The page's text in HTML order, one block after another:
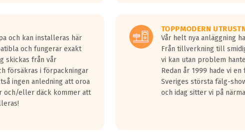
och kan installeras här
och fungerar exakt
skickas från vår
försäkras i förpackningar
ingen anledning att oroa
och/eller däck kommer att
TOPPMODERN
Vår helt nya anläggning
Från tillverkning till
vi kan utan problem
Redan år 1999 hade vi
Sveriges största fälg-
och idag sitter vi på